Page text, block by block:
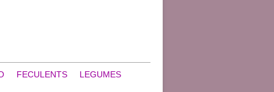
FECULENTS LEGUMES